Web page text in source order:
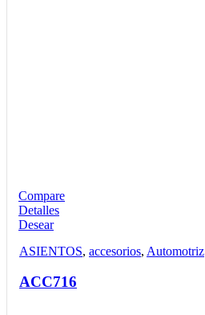
Compare
Detalles
Desear
ASIENTOS, accesorios, Automotriz
ACC716